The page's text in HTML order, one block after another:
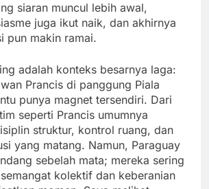
siaran muncul lebih awal,
juga ikut naik, dan akhirnya
pun makin ramai.
adalah konteks besarnya laga:
Prancis di panggung Piala
punya magnet tersendiri. Dari
seperti Prancis umumnya
struktur, kontrol ruang, dan
yang matang. Namun, Paraguay
sebelah mata; mereka sering
kolektif dan keberanian